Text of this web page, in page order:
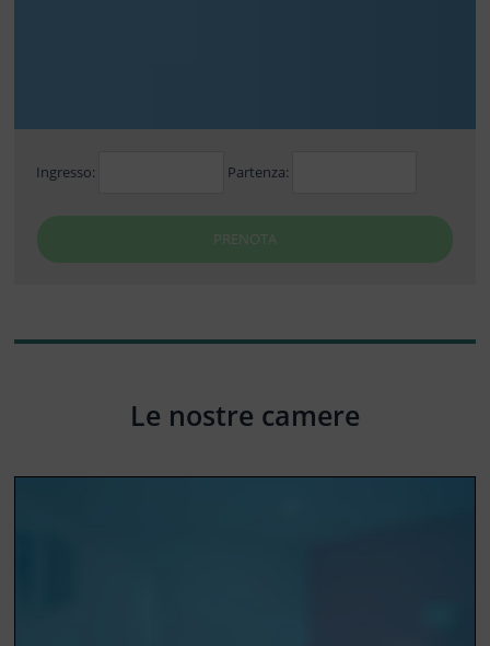
Ingresso: Partenza:
PRENOTA
Le nostre camere